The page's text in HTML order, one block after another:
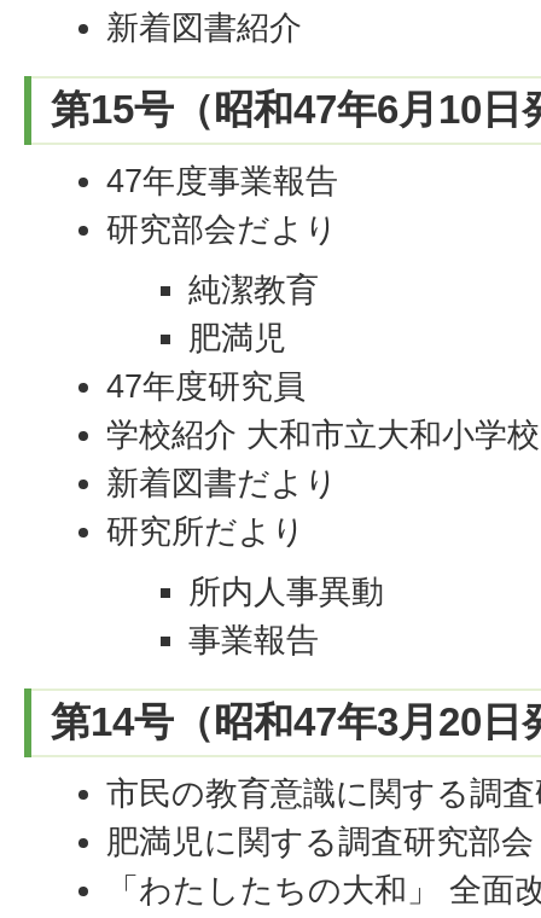
新着図書紹介
第15号（昭和47年6月10日
47年度事業報告
研究部会だより
純潔教育
肥満児
47年度研究員
学校紹介 大和市立大和小学校
新着図書だより
研究所だより
所内人事異動
事業報告
第14号（昭和47年3月20日
市民の教育意識に関する調
肥満児に関する調査研究部
「わたしたちの大和」 全面